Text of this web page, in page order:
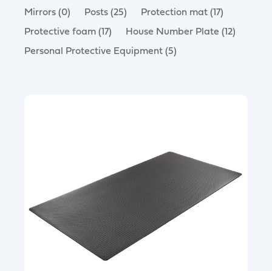
Mirrors (0)
Posts (25)
Protection mat (17)
Protective foam (17)
House Number Plate (12)
Personal Protective Equipment (5)